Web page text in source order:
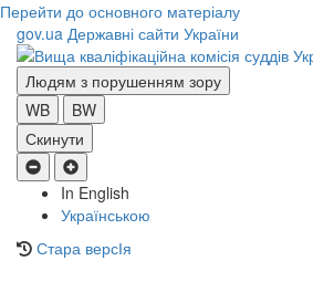
Перейти до основного матеріалу
gov.ua Державні сайти України
Людям з порушенням зору
WB
BW
Скинути
In English
Українською
Стара версІя